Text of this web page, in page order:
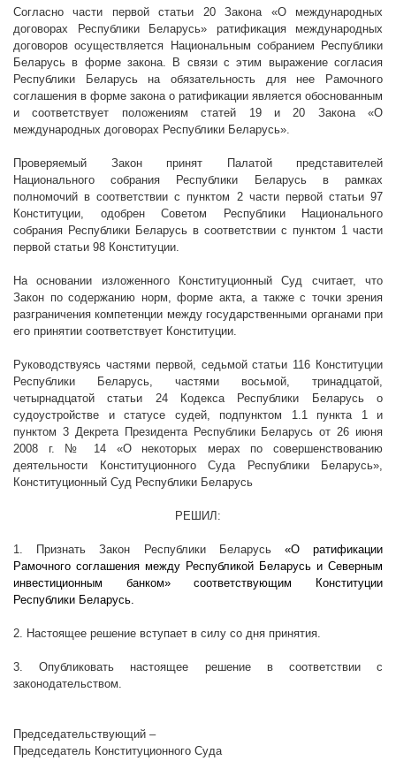
Согласно части первой статьи 20 Закона «О международных
договорах Республики Беларусь» ратификация международных
договоров осуществляется Национальным собранием Республики
Беларусь в форме закона. В связи с этим выражение согласия
Республики Беларусь на обязательность для нее Рамочного
соглашения в форме закона о ратификации является обоснованным
и соответствует положениям статей 19 и 20 Закона «О
международных договорах Республики Беларусь».
Проверяемый Закон принят Палатой представителей
Национального собрания Республики Беларусь в рамках
полномочий в соответствии с пунктом 2 части первой статьи 97
Конституции, одобрен Советом Республики Национального
собрания Республики Беларусь в соответствии с пунктом 1 части
первой статьи 98 Конституции.
На основании изложенного Конституционный Суд считает, что
Закон по содержанию норм, форме акта, а также с точки зрения
разграничения компетенции между государственными органами при
его принятии соответствует Конституции.
Руководствуясь частями первой, седьмой статьи 116 Конституции
Республики Беларусь, частями восьмой, тринадцатой,
четырнадцатой статьи 24 Кодекса Республики Беларусь о
судоустройстве и статусе судей, подпунктом 1.1 пункта 1 и
пунктом 3 Декрета Президента Республики Беларусь от 26 июня
2008 г. № 14 «О некоторых мерах по совершенствованию
деятельности Конституционного Суда Республики Беларусь»,
Конституционный Суд Республики Беларусь
РЕШИЛ:
1. Признать Закон Республики Беларусь «О ратификации
Рамочного соглашения между Республикой Беларусь и Северным
инвестиционным банком» соответствующим Конституции
Республики Беларусь.
2. Настоящее решение вступает в силу со дня принятия.
3. Опубликовать настоящее решение в соответствии с
законодательством.
Председательствующий –
Председатель Конституционного Суда